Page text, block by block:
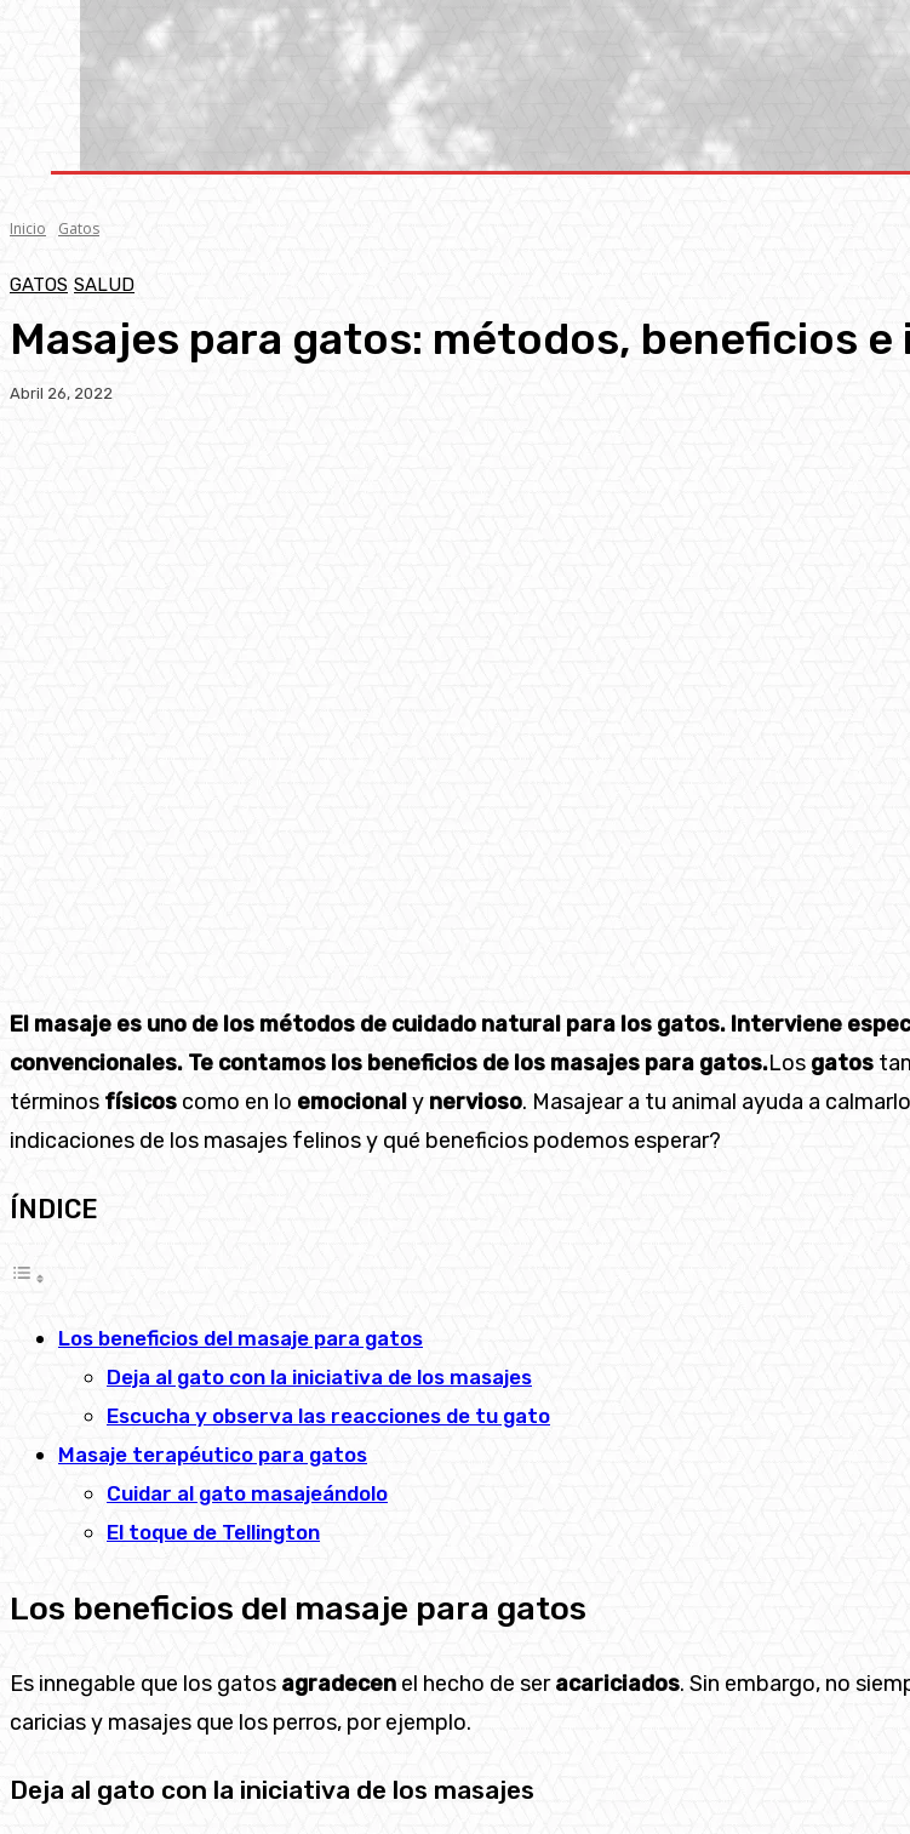
Inicio Gatos
GATOS SALUD
Masajes para gatos: métodos, beneficios
Abril 26, 2022
El masaje es uno de los métodos de cuidado natural para los gatos. Interviene
convencionales. Te contamos los beneficios de los masajes para gatos.Los gatos
términos físicos como en lo emocionaly nervioso. Masajear a tu animal ayuda a
indicaciones de los masajes felinos y qué beneficios podemos esperar?
ÍNDICE
Los beneficios del masaje para gatos
Deja al gato con la iniciativa de los masajes
Escucha y observa las reacciones de tu gato
Masaje terapéutico para gatos
Cuidar al gato masajeándolo
El toque de Tellington
Los beneficios del masaje para gatos
Es innegable que los gatos agradecen el hecho de seracariciados. Sin embargo, no
caricias y masajes que los perros, por ejemplo.
Deja al gato con la iniciativa de los masajes